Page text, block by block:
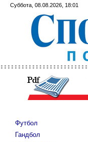
Суббота, 08.08.2026, 18:01
Футбол
Гандбол